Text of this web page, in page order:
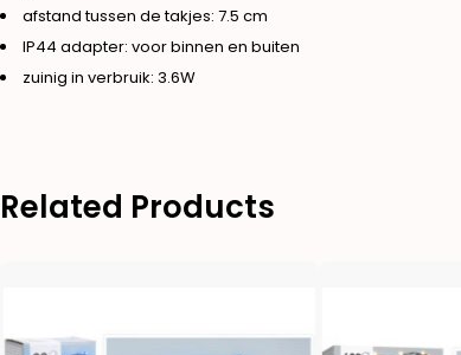
afstand tussen de takjes: 7.5 cm
IP44 adapter: voor binnen en buiten
zuinig in verbruik: 3.6W
Related Products